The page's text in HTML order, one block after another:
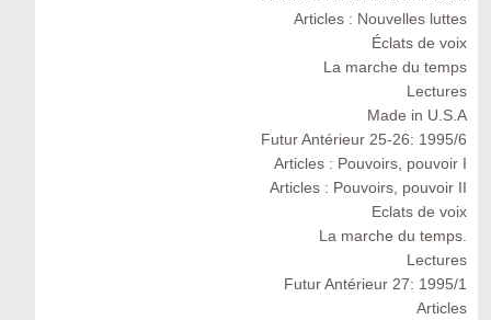
Articles : Nouvelles luttes
Éclats de voix
La marche du temps
Lectures
Made in U.S.A
Futur Antérieur 25-26: 1995/6
Articles : Pouvoirs, pouvoir I
Articles : Pouvoirs, pouvoir II
Eclats de voix
La marche du temps.
Lectures
Futur Antérieur 27: 1995/1
Articles